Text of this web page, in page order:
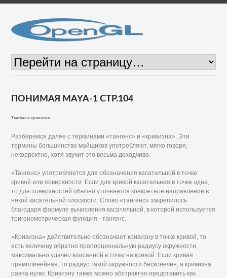
ПОНИМАЯ MAYA-1 СТР.104
Тангенс и кривизна
Разберемся далее с терминами «тангенс» и «кривизна». Эти
термины большинство майщиков употребляют, мягко говоря,
некорректно, хотя звучит это весьма доходчиво.
«Тангенс» употребляется для обозначения касательной в точке
кривой или поверхности. Если для кривой касательная в точке одна,
то для поверхностей обычно уточняется конкретное направление в
некой касательной плоскости. Слово «тангенс» закрепилось
благодаря формуле вычисления касательной, в которой используется
тригонометрическая функция - тангенс.
«Кривизна» действительно обозначает кривизну в точке кривой, то
есть величину обратно пропорциональную радиусу окружности,
максимально удачно вписанной в точку на кривой. Если кривая
прямолинейная, то радиус такой окружности бесконечен, а кривизна
равна нулю. Кривизну также можно абстрактно представить как